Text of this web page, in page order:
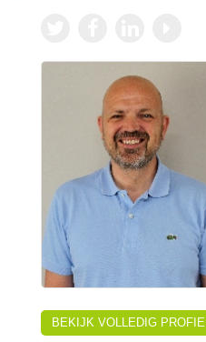
BEKIJK VOLLEDIG PROFIEL